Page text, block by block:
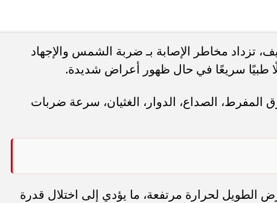
تزداد مخاطر الإصابة بـ ضربة الشمس والإجهاد
طبيًا سريعًا في حال ظهور أعراض شديدة.
الصداع، الدوار، الغثيان، سرعة ضربات
لحرارة مرتفعة، ما يؤدي إلى اختلال قدرة
من البلاستيك قد يهدد
15 خطأ تضر الشعر الكيرلي في الصيف.. بينها